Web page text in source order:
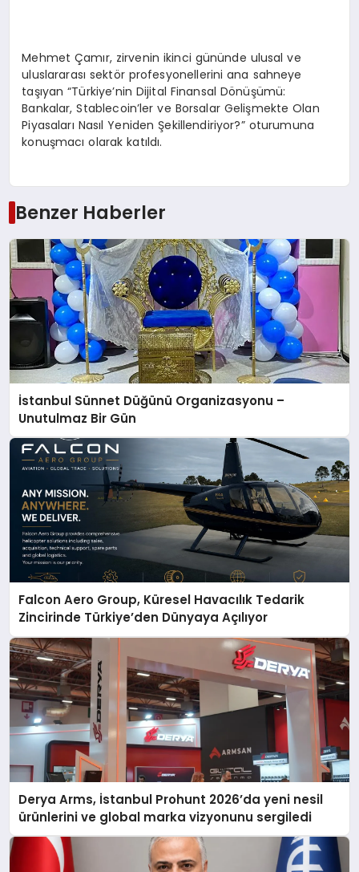
Mehmet Çamır, zirvenin ikinci gününde ulusal ve
uluslararası sektör profesyonellerini ana sahneye
taşıyan “Türkiye’nin Dijital Finansal Dönüşümü:
Bankalar, Stablecoin’ler ve Borsalar Gelişmekte Olan
Piyasaları Nasıl Yeniden Şekillendiriyor?” oturumuna
konuşmacı olarak katıldı.
Benzer Haberler
İstanbul Sünnet Düğünü Organizasyonu –
Unutulmaz Bir Gün
Falcon Aero Group, Küresel Havacılık Tedarik
Zincirinde Türkiye’den Dünyaya Açılıyor
Derya Arms, İstanbul Prohunt 2026’da yeni nesil
ürünlerini ve global marka vizyonunu sergiledi